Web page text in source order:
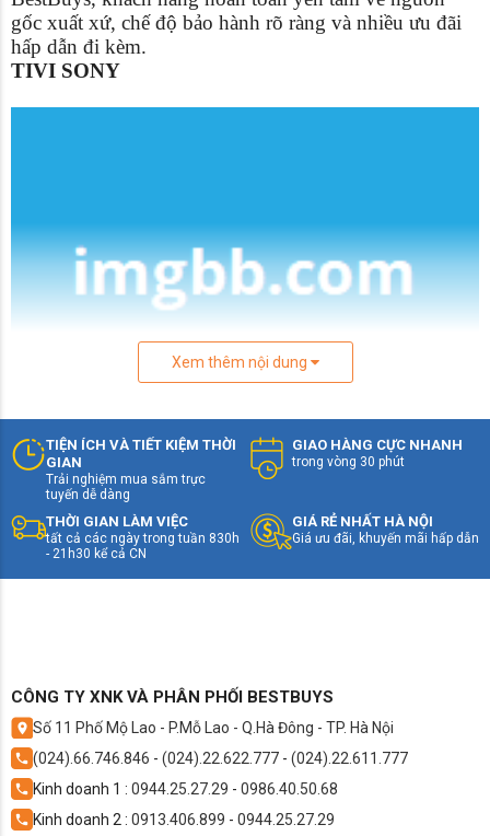
gốc xuất xứ, chế độ bảo hành rõ ràng và nhiều ưu đãi
hấp dẫn đi kèm.
TIVI SONY
Xem thêm nội dung
TIỆN ÍCH VÀ TIẾT KIỆM THỜI
GIAN
Trải nghiệm mua sắm trực
tuyến dễ dàng
GIAO HÀNG CỰC NHANH
trong vòng 30 phút
THỜI GIAN LÀM VIỆC
tất cả các ngày trong tuần 830h
- 21h30 kể cả CN
GIÁ RẺ NHẤT HÀ NỘI
Giá ưu đãi, khuyến mãi hấp dẫn
CÔNG TY XNK VÀ PHÂN PHỐI BESTBUYS
Số 11 Phố Mộ Lao - P.Mỗ Lao - Q.Hà Đông - TP. Hà Nội
(024).66.746.846 - (024).22.622.777 - (024).22.611.777
Kinh doanh 1 : 0944.25.27.29 - 0986.40.50.68
Kinh doanh 2 : 0913.406.899 - 0944.25.27.29